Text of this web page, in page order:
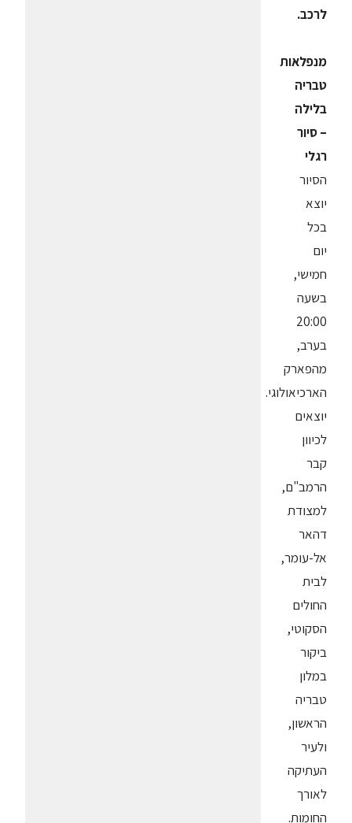
לרכב.
מנפלאות
טבריה
בלילה
– סיור
רגלי
הסיור
יוצא
בכל
יום
חמישי,
בשעה
20:00
בערב,
מהפארק
הארכיאולוגי.
יוצאים
לכיוון
קבר
הרמב"ם,
למצודת
דהאר
אל-עומר,
לבית
החולים
הסקוטי,
ביקור
במלון
טבריה
הראשון,
ולעיר
העתיקה
לאורך
החומות.